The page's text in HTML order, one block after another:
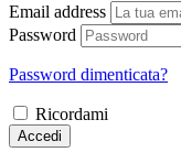
Email address
Password
Password dimenticata?
Ricordami
Accedi